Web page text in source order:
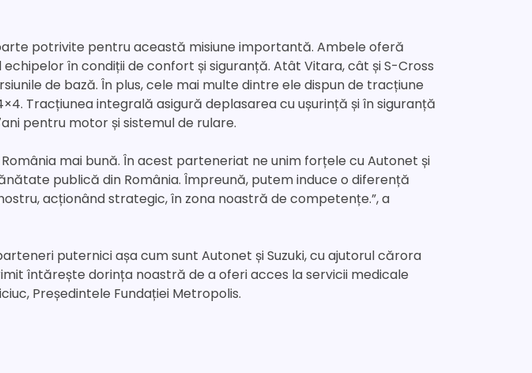
potrivite pentru această misiune importantă. Ambele oferă
în condiții de confort și siguranță. Atât Vitara, cât și S-Cross
de bază. În plus, cele mai multe dintre ele dispun de tracțiune
Tracțiunea integrală asigură deplasarea cu ușurință și în siguranță
pentru motor și sistemul de rulare.
mai bună. În acest parteneriat ne unim forțele cu Autonet și
publică din România. Împreună, putem induce o diferență
acționând strategic, în zona noastră de competențe.”, a
puternici așa cum sunt Autonet și Suzuki, cu ajutorul cărora
întărește dorința noastră de a oferi acces la servicii medicale
Președintele Fundației Metropolis.